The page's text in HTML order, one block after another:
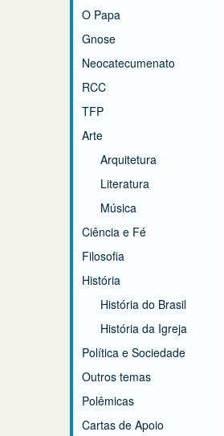
O Papa
Gnose
Neocatecumenato
RCC
TFP
Arte
Arquitetura
Literatura
Música
Ciência e Fé
Filosofia
História
História do Brasil
História da Igreja
Política e Sociedade
Outros temas
Polêmicas
Cartas de Apoio